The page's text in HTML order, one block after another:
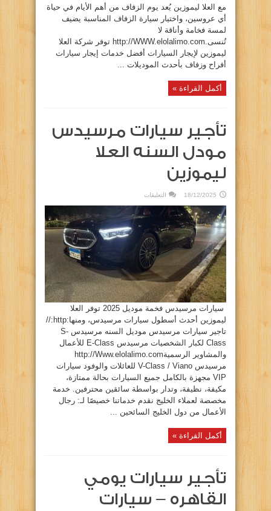
مع العلا ليموزين يُعد يوم الزفاف من أهم الأيام في حياة
أي عروسين، واختيار سيارة الزفاف المناسبة يضيف
لمسة فخامة وأناقة لا
تُنسى.http://WWW.elolalimo.com توفر شركة العلا
ليموزين لإيجار السيارات أفضل خدمات إيجار سيارات
أفراح وزفاف بأحدث الموديلات ...
أكمل القراءة »
تأجير سيارات مرسيدس
مودل السنه العلا
ليموزين
18/12/2025 التعليقات
سيارات
مرسيدس
مودل
السنه
العلا
ليموزين
مغلقة
سيارات مرسيدس فخمة موديل 2025 توفر العلا
ليموزين أحدث أسطول سيارات مرسيدس، ومنها:http://
تاجير سيارات مرسيدس موديل السنه مرسيدس S-
Class لكبار الشخصيات مرسيدس E-Class للأعمال
والمشاوير الرسميةhttp://Www.elolalimo.com
مرسيدس V-Class / Viano للعائلات والوفود سيارات
VIP مجهزة بالكامل جميع السيارات بحالة ممتازة،
مكيفة، نظيفة، وتدار بواسطة سائقين محترفين. خدمة
مخصصة لعملاء الخليج نقدم خدماتنا خصيصًا لـ: رجال
الأعمال من دول الخليج السائحين ...
أكمل القراءة »
تأجير سيارات يومي
القاهره – سيارات